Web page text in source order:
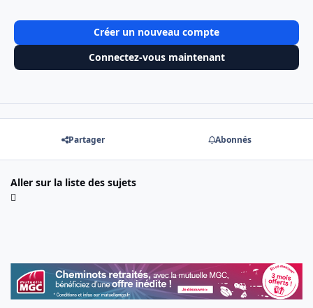
Créer un nouveau compte
Connectez-vous maintenant
Partager Abonnés
Aller sur la liste des sujets